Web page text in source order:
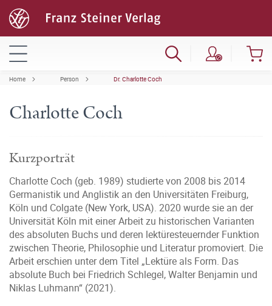
Home Person Dr. Charlotte Coch
Charlotte Coch
Kurzporträt
Charlotte Coch (geb. 1989) studierte von 2008 bis 2014
Germanistik und Anglistik an den Universitäten Freiburg,
Köln und Colgate (New York, USA). 2020 wurde sie an der
Universität Köln mit einer Arbeit zu historischen Varianten
des absoluten Buchs und deren lektüresteuernder Funktion
zwischen Theorie, Philosophie und Literatur promoviert. Die
Arbeit erschien unter dem Titel „Lektüre als Form. Das
absolute Buch bei Friedrich Schlegel, Walter Benjamin und
Niklas Luhmann“ (2021).